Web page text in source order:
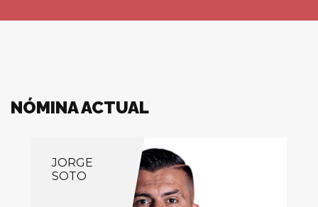
NÓMINA ACTUAL
JORGE
SOTO